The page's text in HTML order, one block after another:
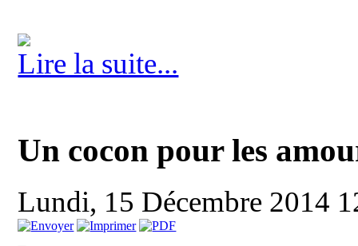
Lire la suite...
Un cocon pour les
Lundi, 15 Décembre 2014